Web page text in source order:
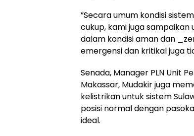
”Secara umum kondisi
cukup, kami juga
dalam kondisi aman dan
emergensi dan kritikal juga
Senada, Manager PLN Unit
Makassar, Mudakir juga
kelistrikan untuk sistem
posisi normal dengan
ideal.